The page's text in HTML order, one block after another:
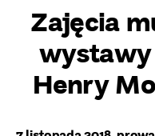
Zajęcia
Henry